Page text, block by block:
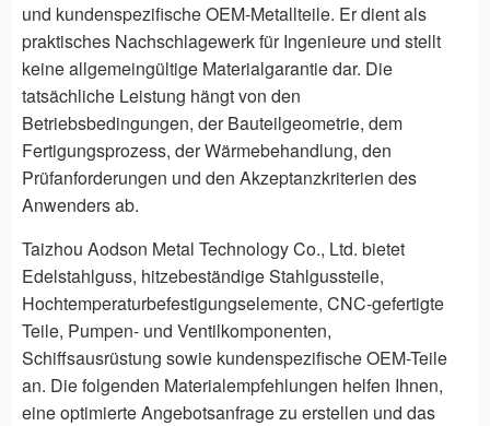
und kundenspezifische OEM-Metallteile. Er dient als
praktisches Nachschlagewerk für Ingenieure und stellt
keine allgemeingültige Materialgarantie dar. Die
tatsächliche Leistung hängt von den
Betriebsbedingungen, der Bauteilgeometrie, dem
Fertigungsprozess, der Wärmebehandlung, den
Prüfanforderungen und den Akzeptanzkriterien des
Anwenders ab.
Taizhou Aodson Metal Technology Co., Ltd. bietet
Edelstahlguss, hitzebeständige Stahlgussteile,
Hochtemperaturbefestigungselemente, CNC-gefertigte
Teile, Pumpen- und Ventilkomponenten,
Schiffsausrüstung sowie kundenspezifische OEM-Teile
an. Die folgenden Materialempfehlungen helfen Ihnen,
eine optimierte Angebotsanfrage zu erstellen und das